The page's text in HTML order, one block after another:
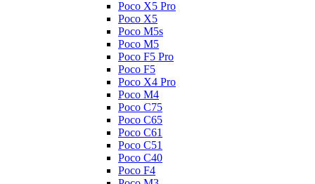
Poco X5 Pro
Poco X5
Poco M5s
Poco M5
Poco F5 Pro
Poco F5
Poco X4 Pro
Poco M4
Poco C75
Poco C65
Poco C61
Poco C51
Poco C40
Poco F4